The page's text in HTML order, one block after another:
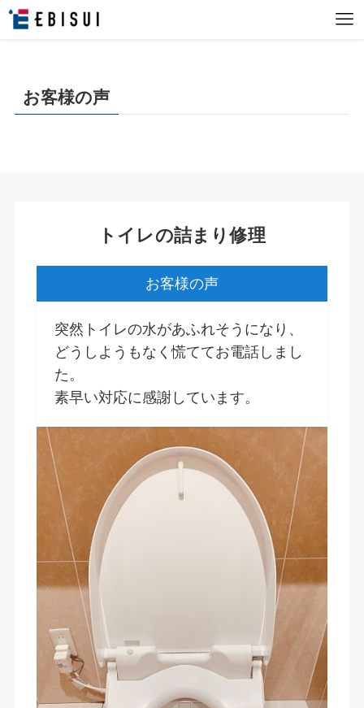
お客様の声
トイレの詰まり修理
お客様の声
突然トイレの水があふれそうになり、
どうしようもなく慌ててお電話しまし
た。
素早い対応に感謝しています。